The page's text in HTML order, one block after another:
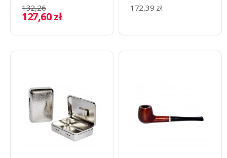
132,26
127,60 zł
172,39 zł